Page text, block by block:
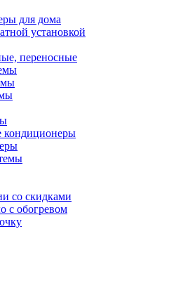
для дома
установкой
переносные
кондиционеры
со скидками
с обогревом